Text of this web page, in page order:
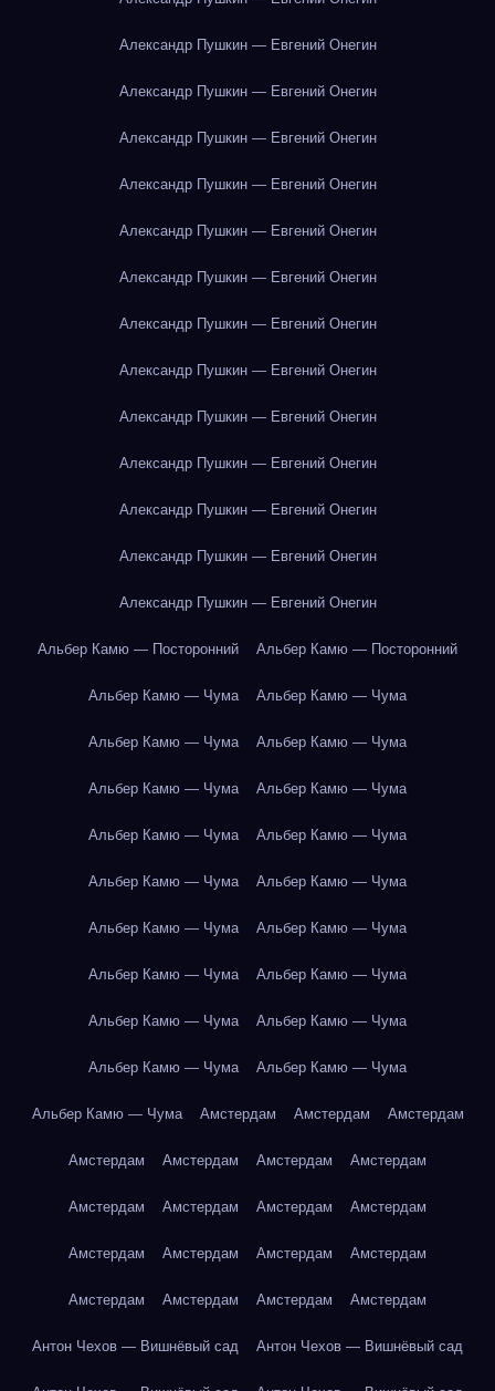
Александр Пушкин — Евгений Онегин
Александр Пушкин — Евгений Онегин
Александр Пушкин — Евгений Онегин
Александр Пушкин — Евгений Онегин
Александр Пушкин — Евгений Онегин
Александр Пушкин — Евгений Онегин
Александр Пушкин — Евгений Онегин
Александр Пушкин — Евгений Онегин
Александр Пушкин — Евгений Онегин
Александр Пушкин — Евгений Онегин
Александр Пушкин — Евгений Онегин
Александр Пушкин — Евгений Онегин
Александр Пушкин — Евгений Онегин
Альбер Камю — Посторонний Альбер Камю — Посторонний
Альбер Камю — Чума Альбер Камю — Чума
Альбер Камю — Чума Альбер Камю — Чума
Альбер Камю — Чума Альбер Камю — Чума
Альбер Камю — Чума Альбер Камю — Чума
Альбер Камю — Чума Альбер Камю — Чума
Альбер Камю — Чума Альбер Камю — Чума
Альбер Камю — Чума Альбер Камю — Чума
Альбер Камю — Чума Альбер Камю — Чума
Альбер Камю — Чума Альбер Камю — Чума
Альбер Камю — Чума Амстердам Амстердам Амстердам
Амстердам Амстердам Амстердам Амстердам
Амстердам Амстердам Амстердам Амстердам
Амстердам Амстердам Амстердам Амстердам
Амстердам Амстердам Амстердам Амстердам
Антон Чехов — Вишнёвый сад Антон Чехов — Вишнёвый сад